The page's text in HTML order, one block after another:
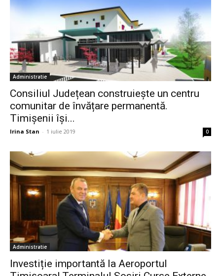
Administratie
Consiliul Județean construiește un centru
comunitar de învățare permanentă.
Timișenii își...
Irina Stan - 1 iulie 2019 0
Administratie
Investiție importantă la Aeroportul